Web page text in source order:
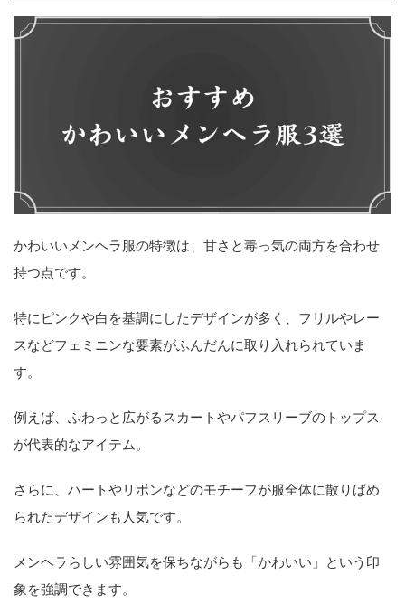
かわいいメンヘラ服の特徴は、甘さと毒っ気の両方を合わせ
持つ点です。
特にピンクや白を基調にしたデザインが多く、フリルやレー
スなどフェミニンな要素がふんだんに取り入れられていま
す。
例えば、ふわっと広がるスカートやパフスリーブのトップス
が代表的なアイテム。
さらに、ハートやリボンなどのモチーフが服全体に散りばめ
られたデザインも人気です。
メンヘラらしい雰囲気を保ちながらも「かわいい」という印
象を強調できます。